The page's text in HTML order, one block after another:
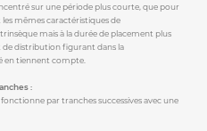
sur une période plus courte, que pour
mêmes caractéristiques de
mais à la durée de placement plus
de distribution figurant dans la
en tiennent compte.
:
par tranches successives avec une